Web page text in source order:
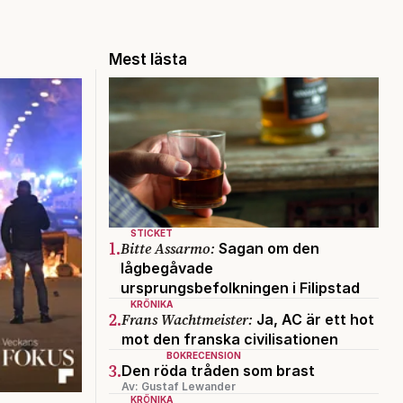
Mest lästa
STICKET
1.Bitte Assarmo: Sagan om den
lågbegåvade
ursprungsbefolkningen i Filipstad
KRÖNIKA
2.Frans Wachtmeister: Ja, AC är ett hot
mot den franska civilisationen
BOKRECENSION
3.Den röda tråden som brast
Av: Gustaf Lewander
KRÖNIKA